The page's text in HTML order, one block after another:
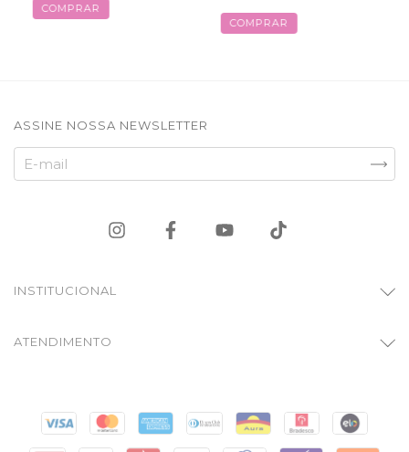
COMPRAR
COMPRAR
ASSINE NOSSA NEWSLETTER
INSTITUCIONAL
ATENDIMENTO